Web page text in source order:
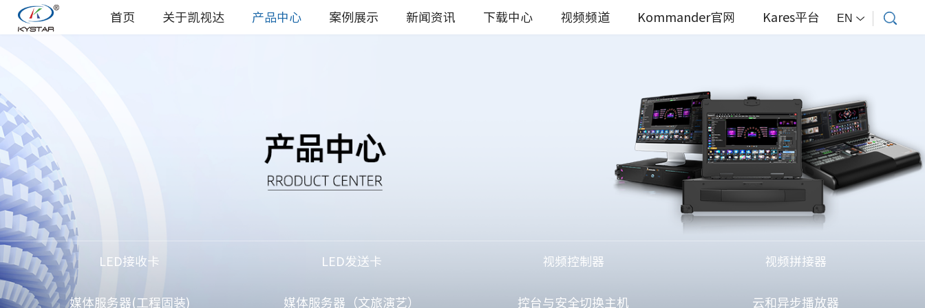
EN
首页 关于凯视达 产品中心 案例展示 新闻资讯 下载中心 视频频道 Kommander官网 Kares平台
LED接收卡 LED发送卡 视频控制器 视频拼接器
媒体服务器(工程固装) 媒体服务器（文旅演艺） 控台与安全切换主机 云和异步播放器